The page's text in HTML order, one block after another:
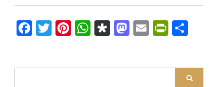
Facebook
Twitter
Pinterest
WhatsApp
Diaspora
Mastodon
Email